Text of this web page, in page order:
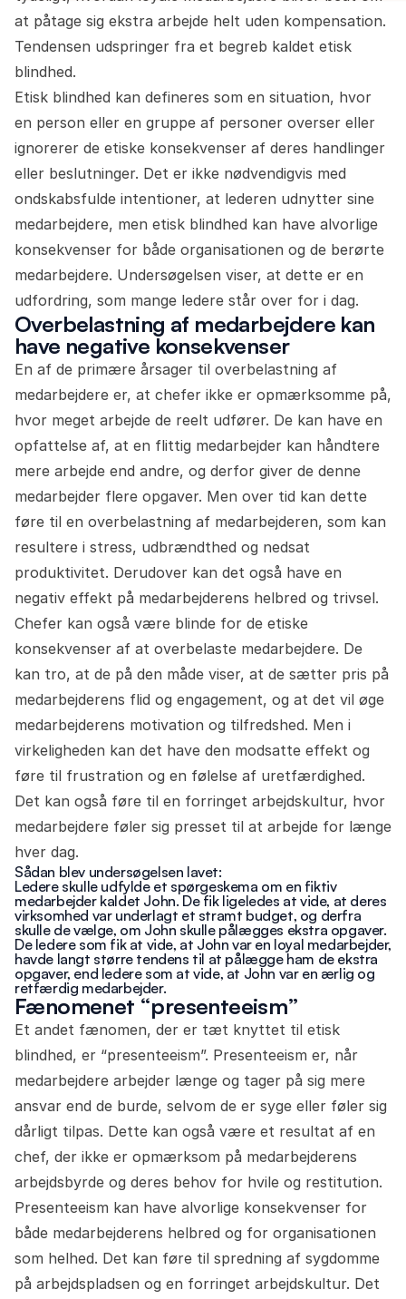
at påtage sig ekstra arbejde helt uden kompensation.
Tendensen udspringer fra et begreb kaldet etisk
blindhed.
Etisk blindhed kan defineres som en situation, hvor
en person eller en gruppe af personer overser eller
ignorerer de etiske konsekvenser af deres handlinger
eller beslutninger. Det er ikke nødvendigvis med
ondskabsfulde intentioner, at lederen udnytter sine
medarbejdere, men etisk blindhed kan have alvorlige
konsekvenser for både organisationen og de berørte
medarbejdere. Undersøgelsen viser, at dette er en
udfordring, som mange ledere står over for i dag.
Overbelastning af medarbejdere kan
have negative konsekvenser
En af de primære årsager til overbelastning af
medarbejdere er, at chefer ikke er opmærksomme på,
hvor meget arbejde de reelt udfører. De kan have en
opfattelse af, at en flittig medarbejder kan håndtere
mere arbejde end andre, og derfor giver de denne
medarbejder flere opgaver. Men over tid kan dette
føre til en overbelastning af medarbejderen, som kan
resultere i stress, udbrændthed og nedsat
produktivitet. Derudover kan det også have en
negativ effekt på medarbejderens helbred og trivsel.
Chefer kan også være blinde for de etiske
konsekvenser af at overbelaste medarbejdere. De
kan tro, at de på den måde viser, at de sætter pris på
medarbejderens flid og engagement, og at det vil øge
medarbejderens motivation og tilfredshed. Men i
virkeligheden kan det have den modsatte effekt og
føre til frustration og en følelse af uretfærdighed.
Det kan også føre til en forringet arbejdskultur, hvor
medarbejdere føler sig presset til at arbejde for længe
hver dag.
Sådan blev undersøgelsen lavet:
Ledere skulle udfylde et spørgeskema om en fiktiv
medarbejder kaldet John. De fik ligeledes at vide, at deres
virksomhed var underlagt et stramt budget, og derfra
skulle de vælge, om John skulle pålægges ekstra opgaver.
De ledere som fik at vide, at John var en loyal medarbejder,
havde langt større tendens til at pålægge ham de ekstra
opgaver, end ledere som at vide, at John var en ærlig og
retfærdig medarbejder.
Fænomenet “presenteeism”
Et andet fænomen, der er tæt knyttet til etisk
blindhed, er “presenteeism”. Presenteeism er, når
medarbejdere arbejder længe og tager på sig mere
ansvar end de burde, selvom de er syge eller føler sig
dårligt tilpas. Dette kan også være et resultat af en
chef, der ikke er opmærksom på medarbejderens
arbejdsbyrde og deres behov for hvile og restitution.
Presenteeism kan have alvorlige konsekvenser for
både medarbejderens helbred og for organisationen
som helhed. Det kan føre til spredning af sygdomme
på arbejdspladsen og en forringet arbejdskultur. Det